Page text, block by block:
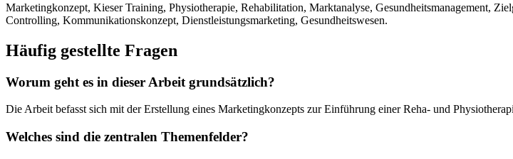
Marketingkonzept, Kieser Training, Physiotherapie, Rehabilitation, Marktanalyse, Gesundheitsmanagement,
Controlling, Kommunikationskonzept, Dienstleistungsmarketing, Gesundheitswesen.
Häufig gestellte Fragen
Worum geht es in dieser Arbeit grundsätzlich?
Die Arbeit befasst sich mit der Erstellung eines Marketingkonzepts zur Einführung einer Reha- und
Welches sind die zentralen Themenfelder?